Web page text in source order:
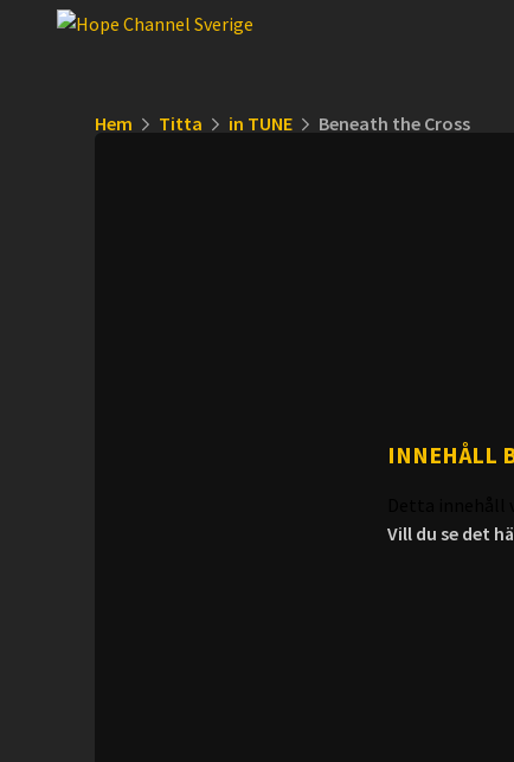
Hem Titta in TUNE Beneath the Cross
INNEHÅLL
Vill du se det